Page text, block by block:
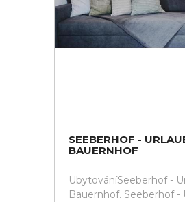
SEEBERHOF -
BAUERNHOF
UbytováníSeeberhof -
Bauernhof. Seeberhof -